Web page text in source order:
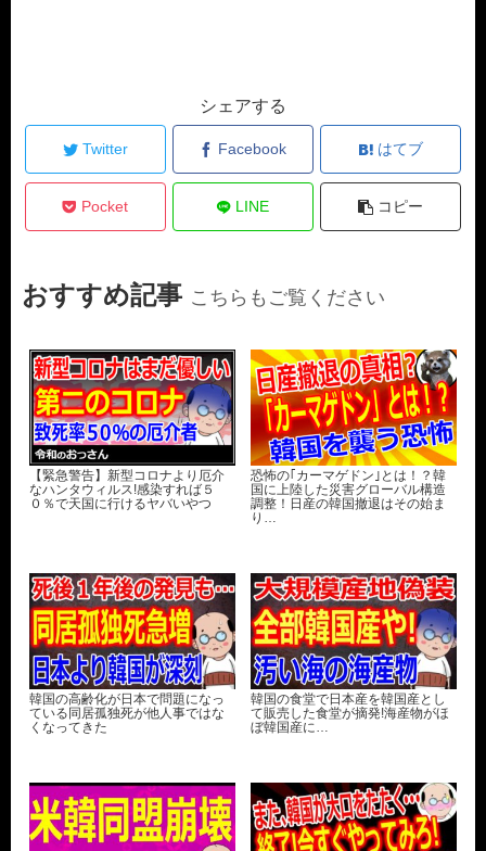
シェアする
Twitter Facebook はてブ
Pocket LINE コピー
おすすめ記事 こちらもご覧ください
【緊急警告】新型コロナより厄介
なハンタウィルス!感染すれば５
０％で天国に行けるヤバいやつ
恐怖の｢カーマゲドン｣とは！？韓
国に上陸した災害グローバル構造
調整！日産の韓国撤退はその始ま
り…
韓国の高齢化が日本で問題になっ
ている同居孤独死が他人事ではな
くなってきた
韓国の食堂で日本産を韓国産とし
て販売した食堂が摘発!海産物がほ
ぼ韓国産に…